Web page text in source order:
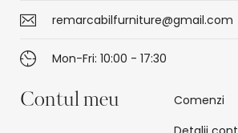
remarcabilfurniture@gmail.com
Mon-Fri: 10:00 - 17:30
Contul meu
Comenzi